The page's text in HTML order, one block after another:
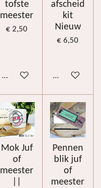
tofste
meester
€ 2,50
In winkelwagen
afscheid
kit
Nieuw
€ 6,50
Bekijk details
Mok Juf
of
meester
Pennen
blik juf
of
meester